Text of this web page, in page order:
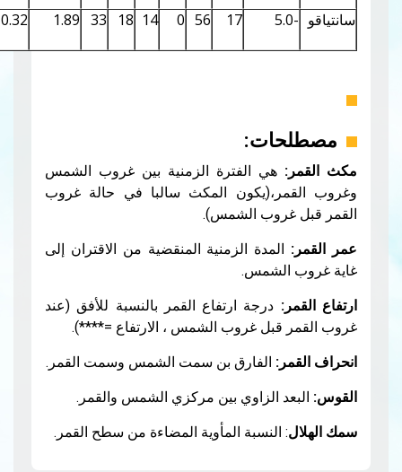
17
56
0
14
18
33
1.89
10.32
10.96
0.92
هي الفترة الزمنية بين غروب الشمس
المكث سالبا في حالة غروب
الشمس).
الزمنية المنقضية من الاقتران إلى
درجة ارتفاع القمر بالنسبة للأفق (عند
غروب الشمس ، الارتفاع =****).
الفارق بن سمت الشمس وسمت القمر.
الزاوي بين مركزي الشمس والقمر.
المأوية المضاءة من سطح القمر.